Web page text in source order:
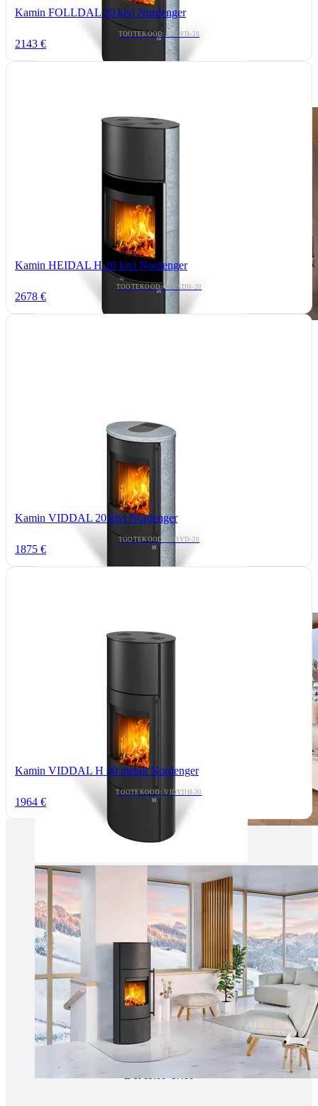
Kamin FOLLDAL 20 kivi Nordenger
TOOTEKOOD: FOLYD-20
2143 €
Kamin HEIDAL H 20 kivi Nordenger
TOOTEKOOD: HEIXDH-20
2678 €
Kamin VIDDAL 20 kivi Nordenger
TOOTEKOOD: VIDYD-20
1875 €
Kamin VIDDAL H 30 metall Nordenger
TOOTEKOOD: VIDYDH-30
1964 €
(+372) 677 6977
kaminakoda@kaminakoda.ee
E-R 10:00-18:30
Tartus kivi töötlemine
Tähe 127E, Tartu
vaino@raidkivi.ee